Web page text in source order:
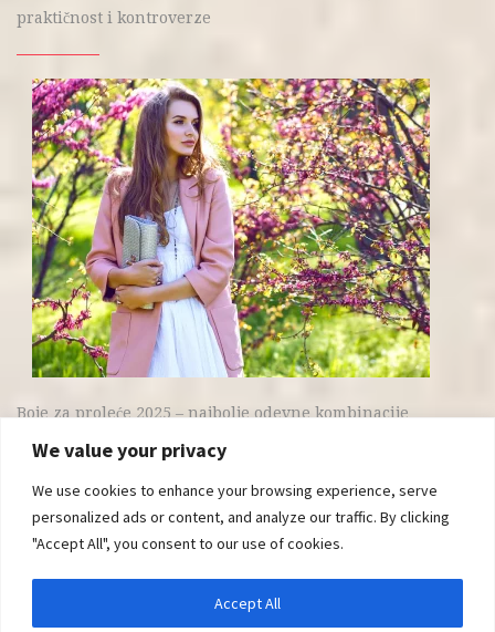
We value your privacy
We use cookies to enhance your browsing experience, serve
personalized ads or content, and analyze our traffic. By clicking
"Accept All", you consent to our use of cookies.
Accept All
praktičnost i kontroverze
Boje za proleće 2025 – najbolje odevne kombinacije